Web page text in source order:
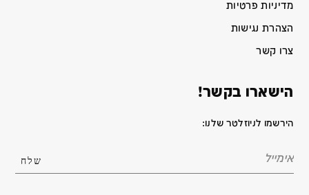
מדיניות פרטיות
הצהרת נגישות
צרו קשר
הישארו בקשר!
הירשמו לניוזלטר שלנו: